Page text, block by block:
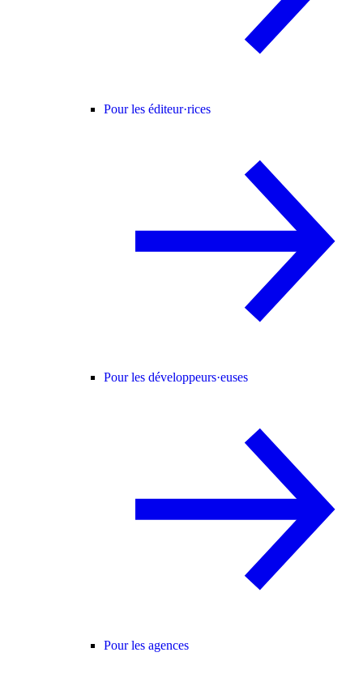
Pour les éditeur·rices
Pour les développeurs·euses
Pour les agences